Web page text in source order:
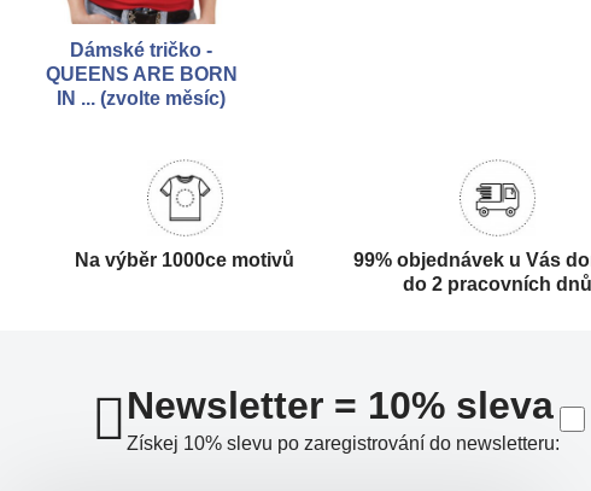
Dámské tričko -
QUEENS ARE BORN
IN ... (zvolte měsíc)
Na výběr 1000ce motivů
99% objednávek u Vás
do 2 pracovních dnů
Newsletter = 10% sleva
Získej 10% slevu po zaregistrování do newsletteru: